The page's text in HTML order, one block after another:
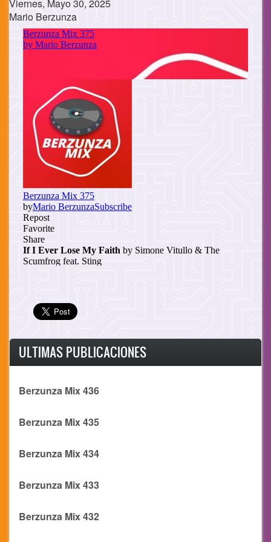
Viernes, Mayo 30, 2025
Mario Berzunza
Cuerpo
ULTIMAS PUBLICACIONES
Berzunza Mix 436
Berzunza Mix 435
Berzunza Mix 434
Berzunza Mix 433
Berzunza Mix 432